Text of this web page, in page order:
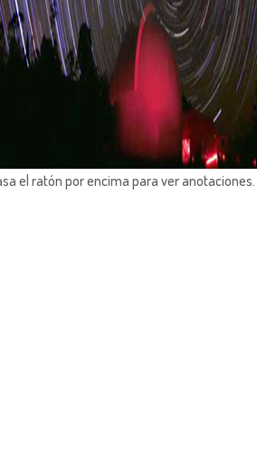
el ratón por encima para ver anotaciones.